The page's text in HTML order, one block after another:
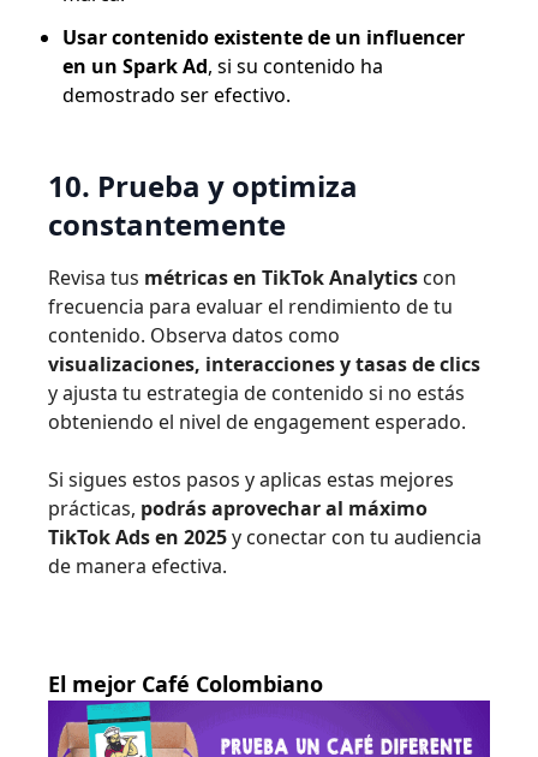
Usar contenido existente de un influencer
en un Spark Ad, si su contenido ha
demostrado ser efectivo.
10. Prueba y optimiza
constantemente
Revisa tus métricas en TikTok Analytics con
frecuencia para evaluar el rendimiento de tu
contenido. Observa datos como
visualizaciones, interacciones y tasas de clics
y ajusta tu estrategia de contenido si no estás
obteniendo el nivel de engagement esperado.
Si sigues estos pasos y aplicas estas mejores
prácticas, podrás aprovechar al máximo
TikTok Ads en 2025y conectar con tu audiencia
de manera efectiva.
El mejor Café Colombiano